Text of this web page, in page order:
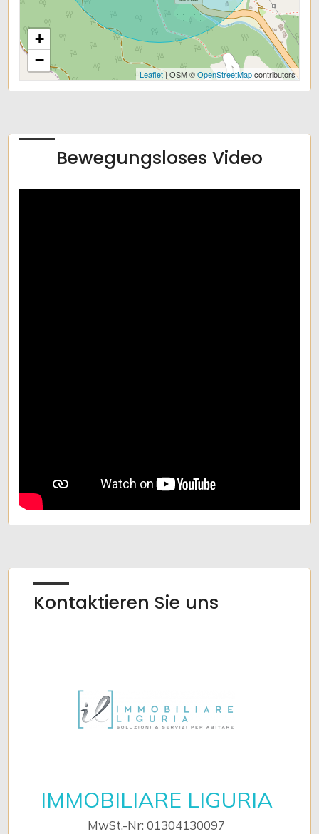
+
−
Leaflet| OSM ©OpenStreetMapcontributors
Bewegungsloses Video
Kontaktieren Sie uns
IMMOBILIARE LIGURIA
MwSt.-Nr: 01304130097